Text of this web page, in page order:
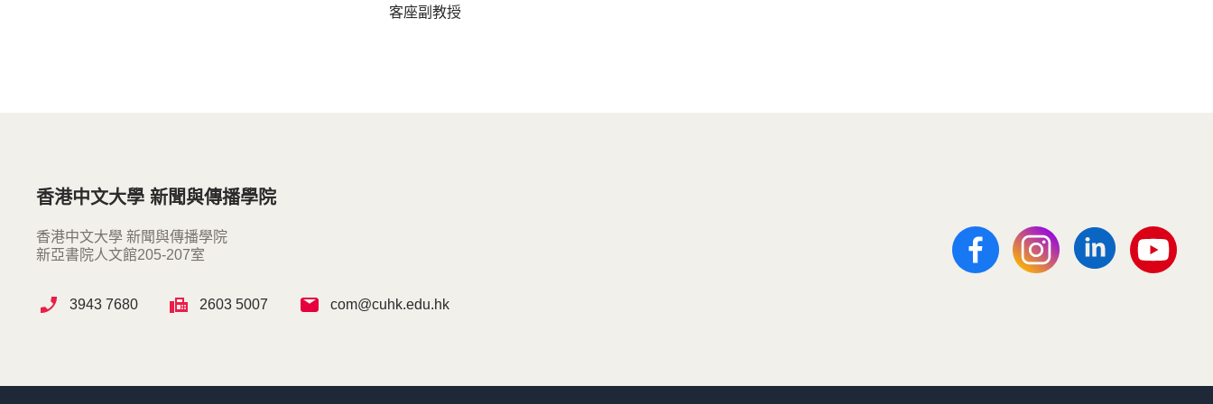
客座副教授
香港中文大學 新聞與傳播學院
香港中文大學 新聞與傳播學院
新亞書院人文館205-207室
3943 7680 2603 5007 com@cuhk.edu.hk